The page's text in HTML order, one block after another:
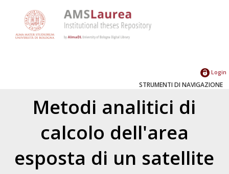
Login
STRUMENTI DI NAVIGAZIONE
Metodi analitici di
calcolo dell'area
esposta di un satellite